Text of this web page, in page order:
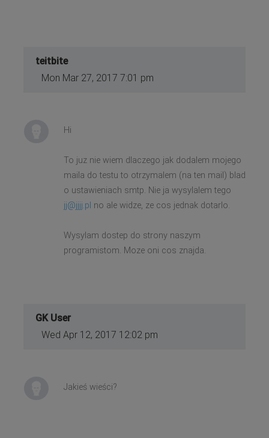
teitbite
Mon Mar 27, 2017 7:01 pm
Hi
To juz nie wiem dlaczego jak dodalem mojego
maila do testu to otrzymalem (na ten mail) blad
o ustawieniach smtp. Nie ja wysylalem tego
jj@jjjj.pl no ale widze, ze cos jednak dotarlo.
Wysylam dostep do strony naszym
programistom. Moze oni cos znajda.
GK User
Wed Apr 12, 2017 12:02 pm
Jakieś wieści?